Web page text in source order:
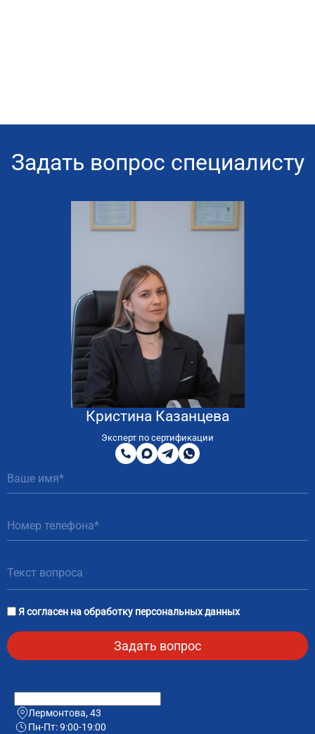
Задать вопрос специалисту
Кристина Казанцева
Эксперт по сертификации
8
800
200
51
MAXTelegram
WhatsApp
Я согласен наобработку персональных данных
Лермонтова, 43
Пн-Пт: 9:00-19:00